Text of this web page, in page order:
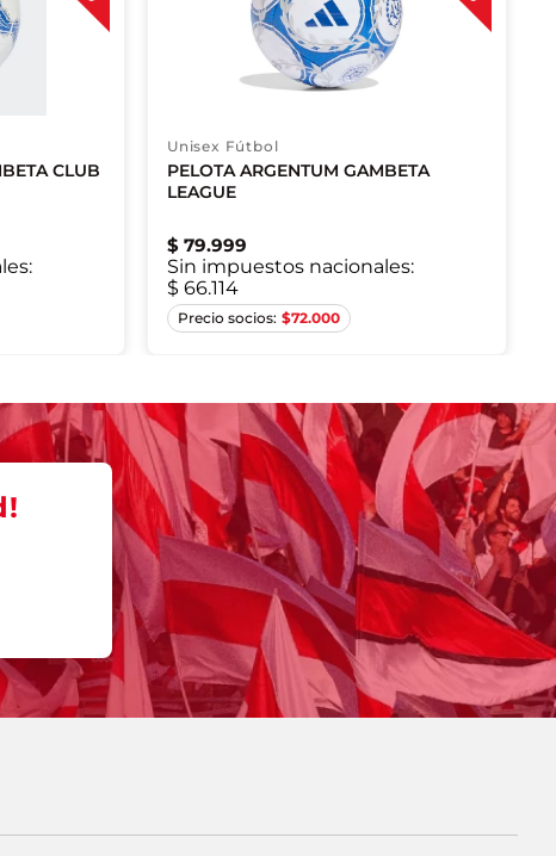
CLUB
Unisex Fútbol
PELOTA ARGENTUM GAMBETA
LEAGUE
$ 79.999
Sin impuestos nacionales:
$ 66.114
$72.000